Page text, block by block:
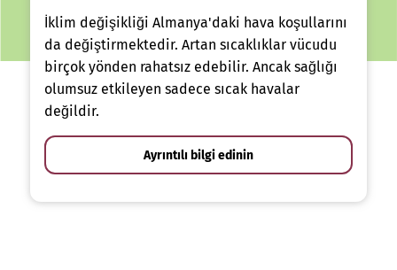
İklim değişikliği Almanya'daki hava koşullarını
da değiştirmektedir. Artan sıcaklıklar vücudu
birçok yönden rahatsız edebilir. Ancak sağlığı
olumsuz etkileyen sadece sıcak havalar
değildir.
Ayrıntılı bilgi edinin